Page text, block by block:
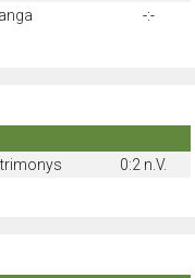
-:-
0:2 n.V.